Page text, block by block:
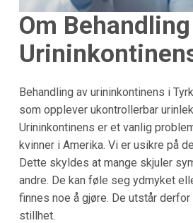
Om
Behandling av urininkontinens i
som opplever ukontrollerbar
Urininkontinens er et vanlig
kvinner i Amerika. Vi er usikre på
Dette skyldes at mange skjuler
andre. De kan føle seg ydmyket
finnes noe å gjøre. De utstår
stillhet.